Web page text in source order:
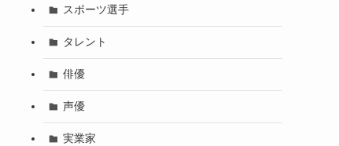
スポーツ選手
タレント
俳優
声優
実業家